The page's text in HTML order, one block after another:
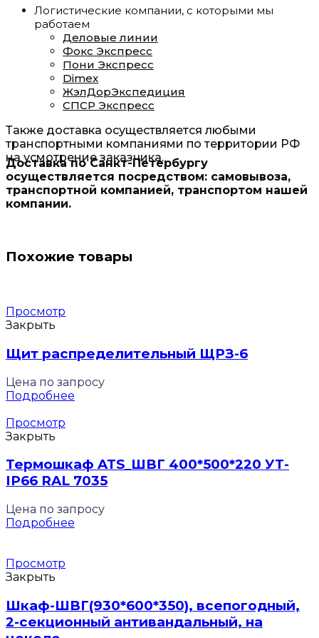
Логистические компании, с которыми мы
работаем
Деловые линии
Фокс Экспресс
Пони Экспресс
Dimex
ЖэлДорЭкспедиция
СПСР Экспресс
Также доставка осуществляется любыми
транспортными компаниями по территории РФ
на усмотрение заказчика.
Доставка по Санкт-Петербургу
осуществляется посредством: самовывоза,
транспортной компанией, транспортом нашей
компании.
Похожие товары
Просмотр
Закрыть
Щит распределительный ЩРЗ-6
Цена по запросу
Подробнее
Просмотр
Закрыть
Термошкаф ATS_ШВГ 400*500*220 УТ-
IP66 RAL 7035
Цена по запросу
Подробнее
Просмотр
Закрыть
Шкаф-ШВГ(930*600*350), всепогодный,
2-секционный антивандальный, на